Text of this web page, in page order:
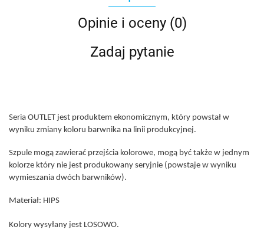
Opinie i oceny (0)
Zadaj pytanie
Seria OUTLET jest produktem ekonomicznym, który powstał w
wyniku zmiany koloru barwnika na linii produkcyjnej.
Szpule mogą zawierać przejścia kolorowe, mogą być także w jednym
kolorze który nie jest produkowany seryjnie (powstaje w wyniku
wymieszania dwóch barwników).
Materiał: HIPS
Kolory wysyłany jest LOSOWO.